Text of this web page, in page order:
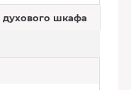
духового шкафа